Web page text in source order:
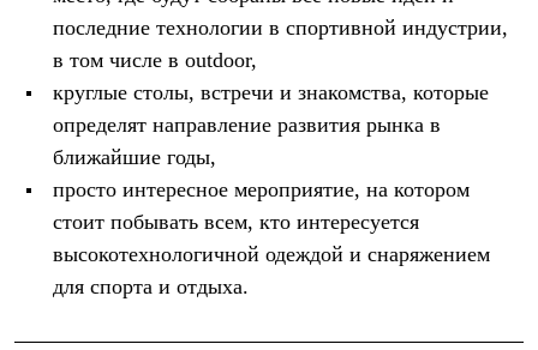
Термобелье
Теплое термобелье
Среднее термобелье
Лёгкая одежда
Футболки
Рубашки
Толстовки
Брюки
Утепленная пухом
Куртки
последние технологии в спортивной индустрии,
в том числе в outdoor,
круглые столы, встречи и знакомства, которые
определят направление развития рынка в
ближайшие годы,
просто интересное мероприятие, на котором
стоит побывать всем, кто интересуется
высокотехнологичной одеждой и снаряжением
для спорта и отдыха.